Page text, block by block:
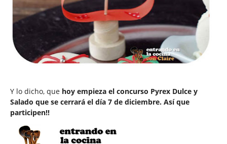
Y lo dicho, que hoy empieza el concurso Pyrex Dulce y
Salado que se cerrará el día 7 de diciembre. Así que
participen!!